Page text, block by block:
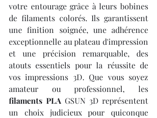
votre entourage grâce à leurs bobines
de filaments colorés. Ils garantissent
une finition soignée, une adhérence
exceptionnelle au plateau d'impression
et une précision remarquable, des
atouts essentiels pour la réussite de
vos impressions 3D. Que vous soyez
filaments PLA GSUN 3D représentent
un choix judicieux pour quiconque